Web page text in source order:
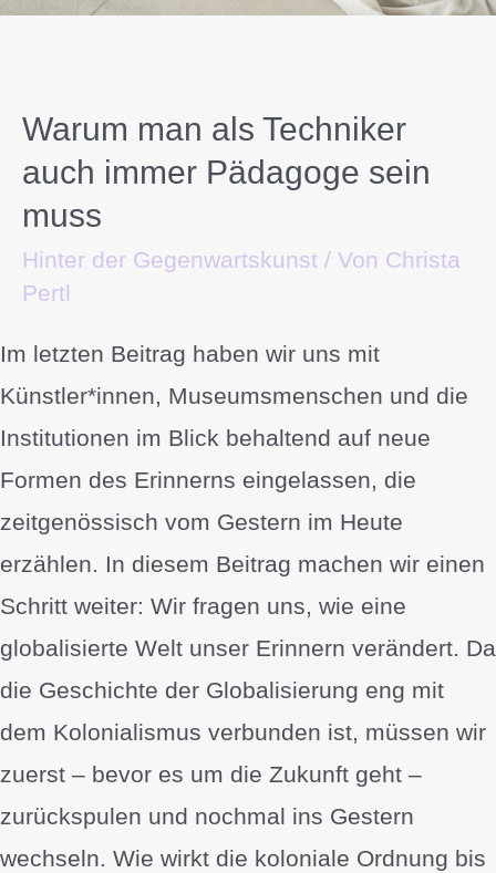
Warum man als Techniker
auch immer Pädagoge sein
muss
Hinter der Gegenwartskunst / Von Christa
Pertl
Im letzten Beitrag haben wir uns mit
Künstler*innen, Museumsmenschen und die
Institutionen im Blick behaltend auf neue
Formen des Erinnerns eingelassen, die
zeitgenössisch vom Gestern im Heute
erzählen. In diesem Beitrag machen wir einen
Schritt weiter: Wir fragen uns, wie eine
globalisierte Welt unser Erinnern verändert. Da
die Geschichte der Globalisierung eng mit
dem Kolonialismus verbunden ist, müssen wir
zuerst – bevor es um die Zukunft geht –
zurückspulen und nochmal ins Gestern
wechseln. Wie wirkt die koloniale Ordnung bis